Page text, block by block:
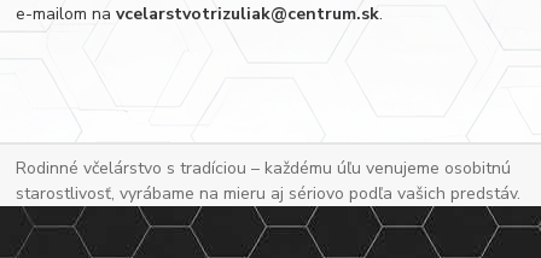
e-mailom navcelarstvotrizuliak@centrum.sk.
Rodinné včelárstvo s tradíciou – každému úľu venujeme osobitnú
starostlivosť, vyrábame na mieru aj sériovo podľa vašich predstáv.